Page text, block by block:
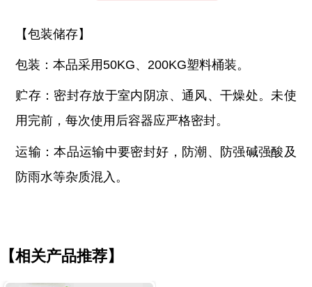
【包装储存】
包装：本品采用50KG、200KG塑料桶装。
贮存：密封存放于室内阴凉、通风、干燥处。未使
用完前，每次使用后容器应严格密封。
运输：本品运输中要密封好，防潮、防强碱强酸及
防雨水等杂质混入。
【相关产品推荐】